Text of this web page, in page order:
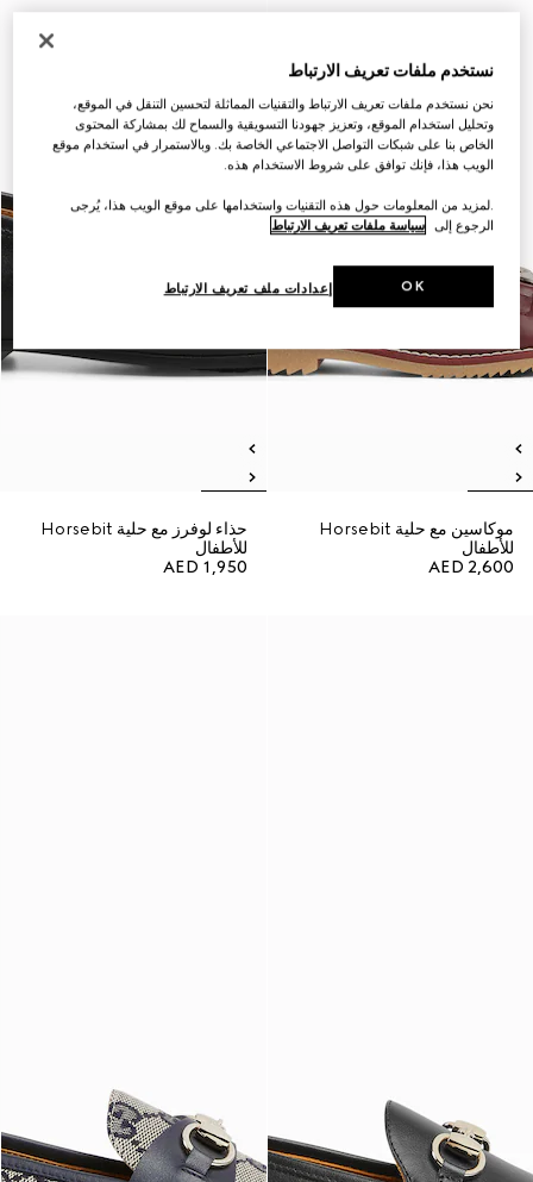
موكاسين مع حلية Horsebit
للأطفال
AED 2,600
حذاء لوفرز مع حلية Horsebit
للأطفال
AED 1,950
نستخدم ملفات تعريف الارتباط
نحن نستخدم ملفات تعريف الارتباط والتقنيات المماثلة لتحسين التنقل في الموقع،
وتحليل استخدام الموقع، وتعزيز جهودنا التسويقية والسماح لك بمشاركة المحتوى
الخاص بنا على شبكات التواصل الاجتماعي الخاصة بك. وبالاستمرار في استخدام موقع
الويب هذا، فإنك توافق على شروط الاستخدام هذه.
.لمزيد من المعلومات حول هذه التقنيات واستخدامها على موقع الويب هذا، يُرجى
الرجوع إلى سياسة ملفات تعريف الارتباط
إعدادات ملف تعريف الارتباط OK